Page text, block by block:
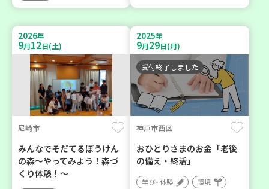
2026年
9月12日(土)
尼崎市
みんなでそだてるぼうけん
の森～やってみよう！森づ
くり体験！～
2025年
9月29日(月)
受付終了しました
神戸市西区
おひとりさまのお金「老後
の備え・終活」
学び・体験
環境